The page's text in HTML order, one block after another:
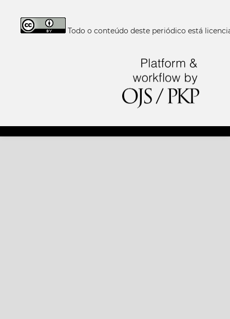
Todo o conteúdo deste periódico está